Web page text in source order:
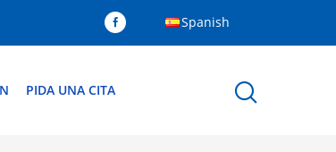
Spanish
PIDA UNA CITA